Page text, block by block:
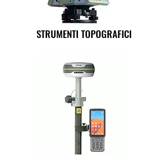
STRUMENTI TOPOGRAFICI